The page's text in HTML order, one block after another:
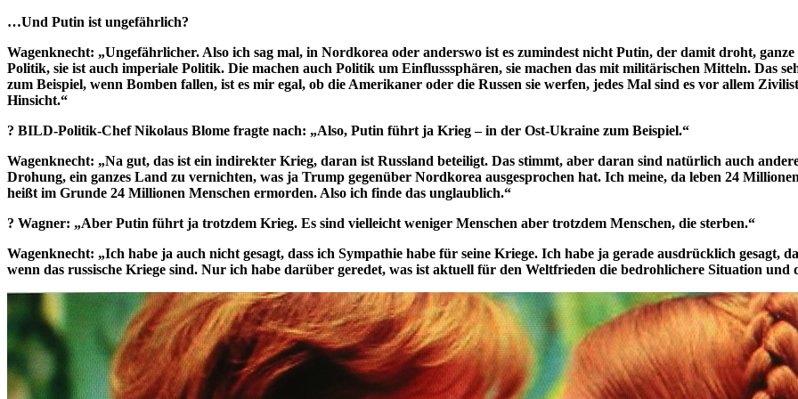
…Und Putin ist ungefährlich?
Wagenknecht: „Ungefährlicher. Also ich sag mal, in Nordkorea oder anderswo ist es zumindest nicht Putin, der damit droht,
Politik, sie ist auch imperiale Politik. Die machen auch Politik um Einflusssphären, sie machen das mit militärischen Mitteln. Das
zum Beispiel, wenn Bomben fallen, ist es mir egal, ob die Amerikaner oder die Russen sie werfen, jedes Mal sind es vor allem
Hinsicht.“
? BILD-Politik-Chef Nikolaus Blome fragte nach: „Also, Putin führt ja Krieg – in der Ost-Ukraine zum Beispiel.“
Wagenknecht: „Na gut, das ist ein indirekter Krieg, daran ist Russland beteiligt. Das stimmt, aber daran sind natürlich auch
Drohung, ein ganzes Land zu vernichten, was ja Trump gegenüber Nordkorea ausgesprochen hat. Ich meine, da leben 24
heißt im Grunde 24 Millionen Menschen ermorden. Also ich finde das unglaublich.“
? Wagner: „Aber Putin führt ja trotzdem Krieg. Es sind vielleicht weniger Menschen aber trotzdem Menschen, die sterben.“
Wagenknecht: „Ich habe ja auch nicht gesagt, dass ich Sympathie habe für seine Kriege. Ich habe ja gerade ausdrücklich gesagt,
wenn das russische Kriege sind. Nur ich habe darüber geredet, was ist aktuell für den Weltfrieden die bedrohlichere Situation